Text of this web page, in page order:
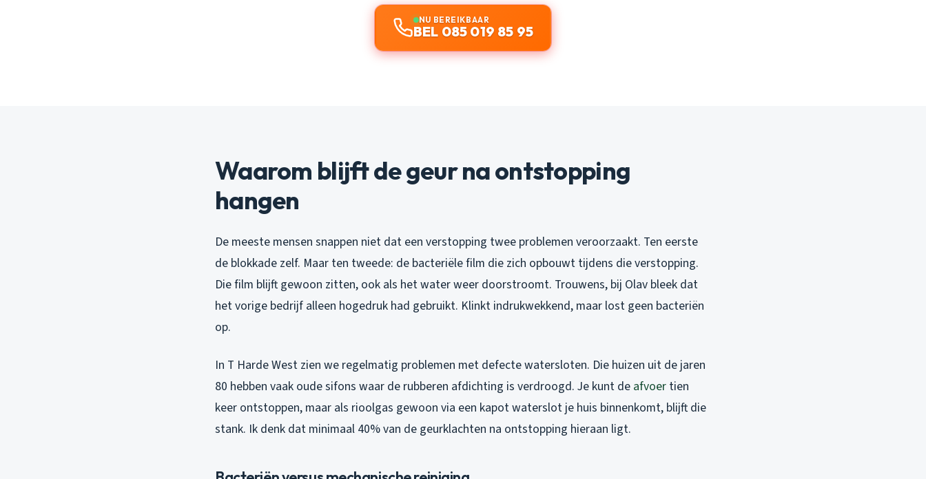
NU BEREIKBAAR
BEL 085 019 85 95
Waarom blijft de geur na ontstopping
hangen
De meeste mensen snappen niet dat een verstopping twee problemen veroorzaakt. Ten eerste
de blokkade zelf. Maar ten tweede: de bacteriële film die zich opbouwt tijdens die verstopping.
Die film blijft gewoon zitten, ook als het water weer doorstroomt. Trouwens, bij Olav bleek dat
het vorige bedrijf alleen hogedruk had gebruikt. Klinkt indrukwekkend, maar lost geen bacteriën
op.
In T Harde West zien we regelmatig problemen met defecte watersloten. Die huizen uit de jaren
80 hebben vaak oude sifons waar de rubberen afdichting is verdroogd. Je kunt de afvoer tien
keer ontstoppen, maar als rioolgas gewoon via een kapot waterslot je huis binnenkomt, blijft die
stank. Ik denk dat minimaal 40% van de geurklachten na ontstopping hieraan ligt.